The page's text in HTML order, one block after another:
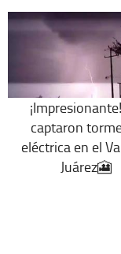
captaron
eléctrica en el
Juárez🎦